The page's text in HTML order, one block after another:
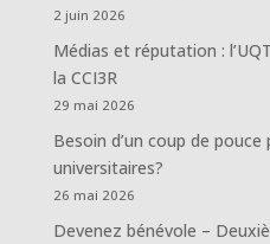
2 juin 2026
Médias et réputation :
la CCI3R
29 mai 2026
Besoin d’un coup de
universitaires?
26 mai 2026
Devenez bénévole –